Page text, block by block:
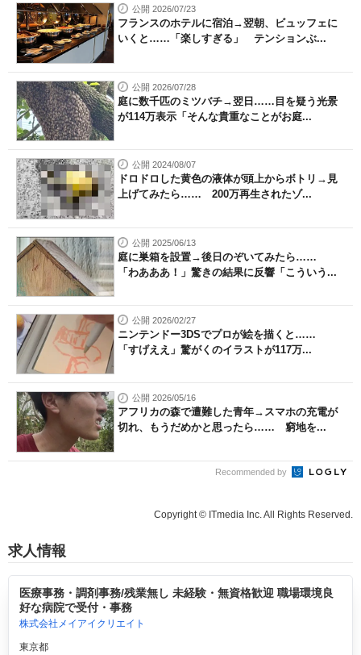
公開 2026/07/23
フランスのホテルに宿泊→翌朝、ビュッフェに
いくと……「楽しすぎる」 テンションぶ...
公開 2026/07/28
庭に数千匹のミツバチ→翌日……目を疑う光景
が114万表示「そんな貴重なことがお庭...
公開 2024/08/07
ドロドロした黄色の液体が頭上からボトリ→見
上げてみたら…… 200万再生されたゾ...
公開 2025/06/13
庭に巣箱を設置→後日のぞいてみたら……
「わあああ！」驚きの結果に反響「こういう...
公開 2026/02/27
ニンテンドー3DSでプロが絵を描くと……
「すげええ」驚がくのイラストが117万...
公開 2026/05/16
アフリカの森で遭難した青年→スマホの充電が
切れ、もうだめかと思ったら…… 窮地を...
Recommended by
Copyright © ITmedia Inc. All Rights Reserved.
求人情報
医療事務・調剤事務/残業無し 未経験・無資格歓迎 職場環境良
好な病院で受付・事務
株式会社メイアイクリエイト
東京都